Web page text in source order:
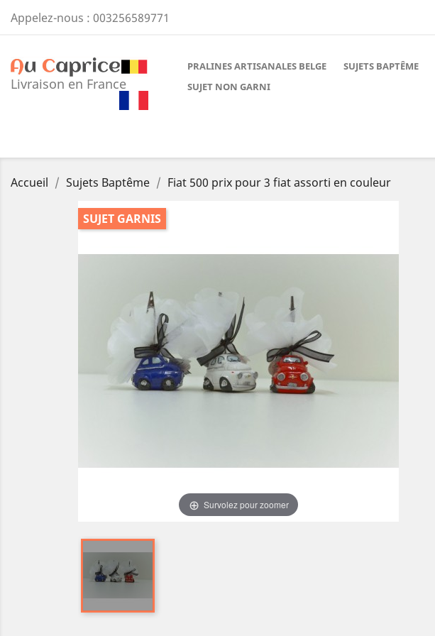
Appelez-nous : 003256589771
Livraison en France
PRALINES ARTISANALES BELGE SUJETS BAPTÊME
SUJET NON GARNI
Accueil Sujets Baptême Fiat 500 prix pour 3 fiat assorti en couleur
SUJET GARNIS
Survolez pour zoomer